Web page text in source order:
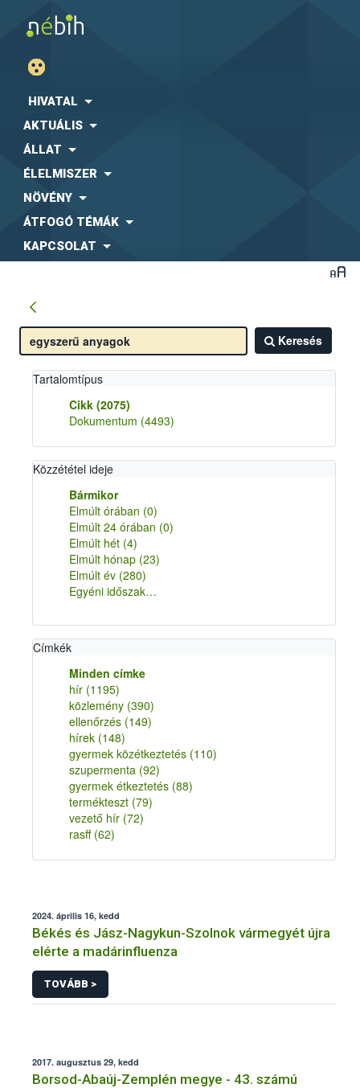
HIVATAL
AKTUÁLIS
ÁLLAT
ÉLELMISZER
NÖVÉNY
ÁTFOGÓ TÉMÁK
KAPCSOLAT
Keresés
Tartalomtípus
Cikk (2075)
Dokumentum (4493)
Közzététel ideje
Bármikor
Elmúlt órában (0)
Elmúlt 24 órában (0)
Elmúlt hét (4)
Elmúlt hónap (23)
Elmúlt év (280)
Egyéni időszak…
Címkék
Minden címke
hír (1195)
közlemény (390)
ellenőrzés (149)
hírek (148)
gyermek közétkeztetés (110)
szupermenta (92)
gyermek étkeztetés (88)
termékteszt (79)
vezető hír (72)
rasff (62)
2024. április 16, kedd
Békés és Jász-Nagykun-Szolnok vármegyét újra
elérte a madárinfluenza
TOVÁBB >
2017. augusztus 29, kedd
Borsod-Abaúj-Zemplén megye - 43. számú